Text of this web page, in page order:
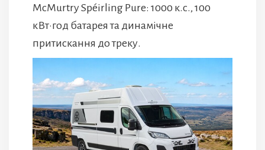
McMurtry Spéirling Pure: 1000 к.с., 100
кВт·год батарея та динамічне
притискання до треку.